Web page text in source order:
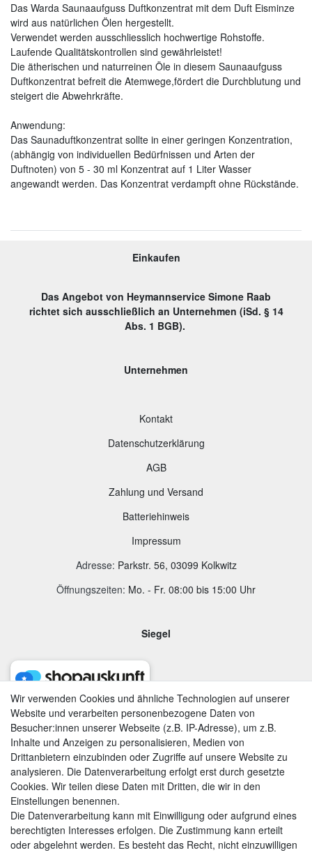
Das Warda Saunaaufguss Duftkonzentrat mit dem Duft Eisminze
wird aus natürlichen Ölen hergestellt.
Verwendet werden ausschliesslich hochwertige Rohstoffe.
Laufende Qualitätskontrollen sind gewährleistet!
Die ätherischen und naturreinen Öle in diesem Saunaaufguss
Duftkonzentrat befreit die Atemwege,fördert die Durchblutung und
steigert die Abwehrkräfte.
Anwendung:
Das Saunaduftkonzentrat sollte in einer geringen Konzentration,
(abhängig von individuellen Bedürfnissen und Arten der
Duftnoten) von 5 - 30 ml Konzentrat auf 1 Liter Wasser
angewandt werden. Das Konzentrat verdampft ohne Rückstände.
Einkaufen
Das Angebot von Heymannservice Simone Raab
richtet sich ausschließlich an Unternehmen (iSd. § 14
Abs. 1 BGB).
Unternehmen
Kontakt
Datenschutzerklärung
AGB
Zahlung und Versand
Batteriehinweis
Impressum
Adresse: Parkstr. 56, 03099 Kolkwitz
Öffnungszeiten: Mo. - Fr. 08:00 bis 15:00 Uhr
Siegel
AGB|Widerrufsrecht|Datenschutzerklärung|Impressum
Wir verwenden Cookies und ähnliche Technologien auf unserer
Website und verarbeiten personenbezogene Daten von
Besucher:innen unserer Webseite (z.B. IP-Adresse), um z.B.
Inhalte und Anzeigen zu personalisieren, Medien von
Drittanbietern einzubinden oder Zugriffe auf unsere Website zu
analysieren. Die Datenverarbeitung erfolgt erst durch gesetzte
Cookies. Wir teilen diese Daten mit Dritten, die wir in den
Einstellungen benennen.
Die Datenverarbeitung kann mit Einwilligung oder aufgrund eines
berechtigten Interesses erfolgen. Die Zustimmung kann erteilt
oder abgelehnt werden. Es besteht das Recht, nicht einzuwilligen